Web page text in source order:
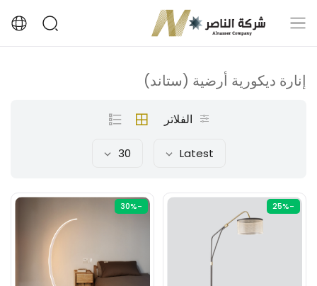
إنارة ديكورية أرضية (ستاند)
الفلاتر
Latest
30
-25%
-30%